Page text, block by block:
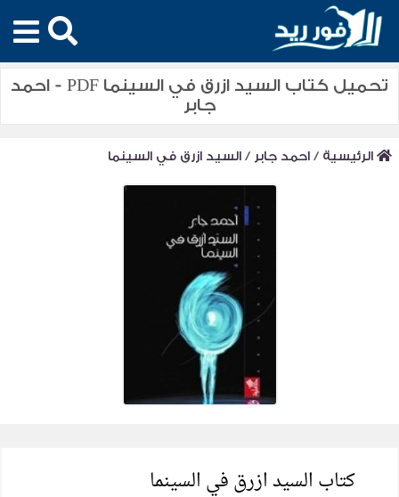
تحميل كتاب السيد ازرق في السينما PDF - احمد
جابر
الرئيسية /احمد جابر /السيد ازرق في السينما
كتاب السيد ازرق في السينما